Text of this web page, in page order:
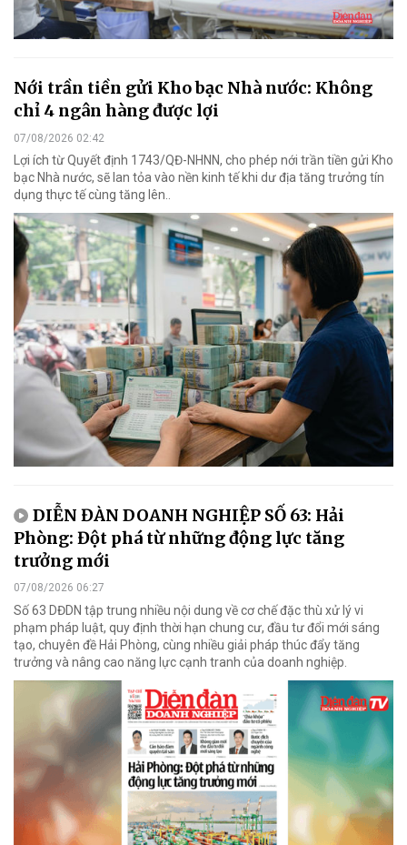
Nới trần tiền gửi Kho bạc Nhà nước: Không
chỉ 4 ngân hàng được lợi
07/08/2026 02:42
Lợi ích từ Quyết định 1743/QĐ-NHNN, cho phép nới trần tiền gửi Kho
bạc Nhà nước, sẽ lan tỏa vào nền kinh tế khi dư địa tăng trưởng tín
dụng thực tế cùng tăng lên..
DIỄN ĐÀN DOANH NGHIỆP SỐ 63: Hải
Phòng: Đột phá từ những động lực tăng
trưởng mới
07/08/2026 06:27
Số 63 DĐDN tập trung nhiều nội dung về cơ chế đặc thù xử lý vi
phạm pháp luật, quy định thời hạn chung cư, đầu tư đổi mới sáng
tạo, chuyên đề Hải Phòng, cùng nhiều giải pháp thúc đẩy tăng
trưởng và nâng cao năng lực cạnh tranh của doanh nghiệp.